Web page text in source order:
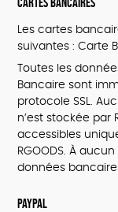
Les cartes
suivantes : Carte
Toutes les
Bancaire sont
protocole SSL.
n’est stockée par
accessibles
RGOODS. À
données
PayPal